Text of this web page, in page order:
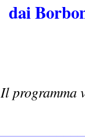
dai
Il programma